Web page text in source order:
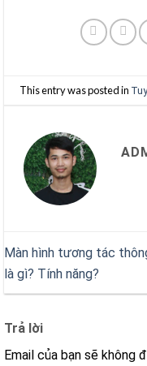
This entry was posted in
Màn hình tương tác
là gì? Tính năng?
Trả lời
Email của bạn sẽ không